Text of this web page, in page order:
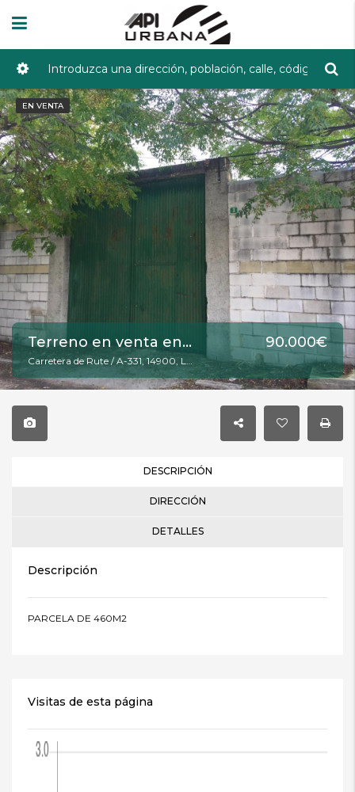
EN VENTA
Terreno en venta en Lucena de 460 m2 REF:1847
Carretera de Rute / A-331, 14900, Lucena, Córdoba
90.000€
DESCRIPCIÓN
DIRECCIÓN
DETALLES
Descripción
PARCELA DE 460M2
Visitas de esta página